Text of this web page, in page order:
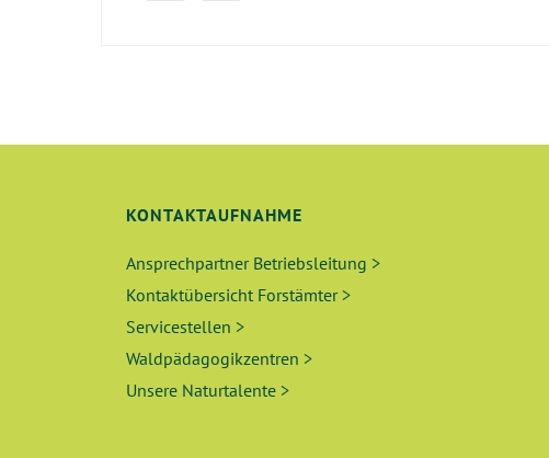
KONTAKTAUFNAHME
Ansprechpartner Betriebsleitung >
Kontaktübersicht Forstämter >
Servicestellen >
Waldpädagogikzentren >
Unsere Naturtalente >